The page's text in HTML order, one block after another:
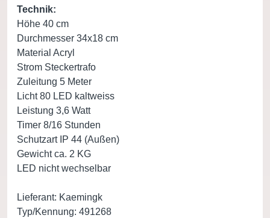
Technik:
Höhe 40 cm
Durchmesser 34x18 cm
Material Acryl
Strom Steckertrafo
Zuleitung 5 Meter
Licht 80 LED kaltweiss
Leistung 3,6 Watt
Timer 8/16 Stunden
Schutzart IP 44 (Außen)
Gewicht ca. 2 KG
LED nicht wechselbar
Lieferant: Kaemingk
Typ/Kennung: 491268